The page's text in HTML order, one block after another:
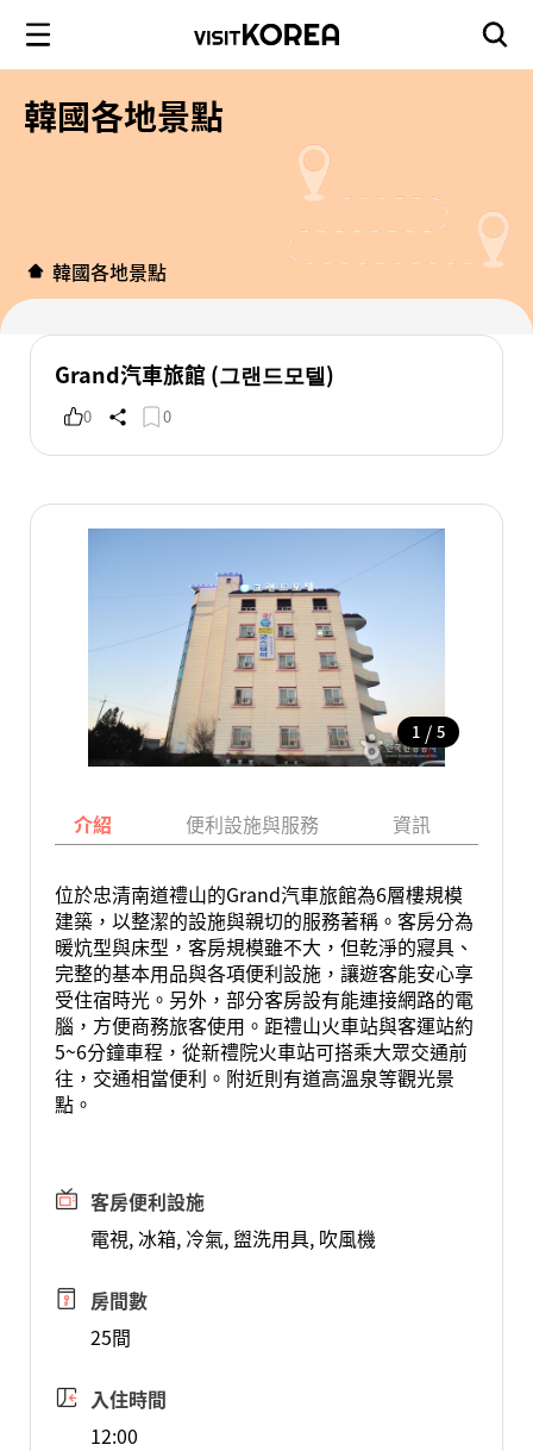
韓國各地景點
韓國各地景點
Grand汽車旅館 (그랜드모텔)
0 0
1 / 5
介紹 便利設施與服務 資訊
位於忠清南道禮山的Grand汽車旅館為6層樓規模
建築，以整潔的設施與親切的服務著稱。客房分為
暖炕型與床型，客房規模雖不大，但乾淨的寢具、
完整的基本用品與各項便利設施，讓遊客能安心享
受住宿時光。另外，部分客房設有能連接網路的電
腦，方便商務旅客使用。距禮山火車站與客運站約
5~6分鐘車程，從新禮院火車站可搭乘大眾交通前
往，交通相當便利。附近則有道高溫泉等觀光景
點。
客房便利設施
電視, 冰箱, 冷氣, 盥洗用具, 吹風機
房間數
25間
入住時間
12:00